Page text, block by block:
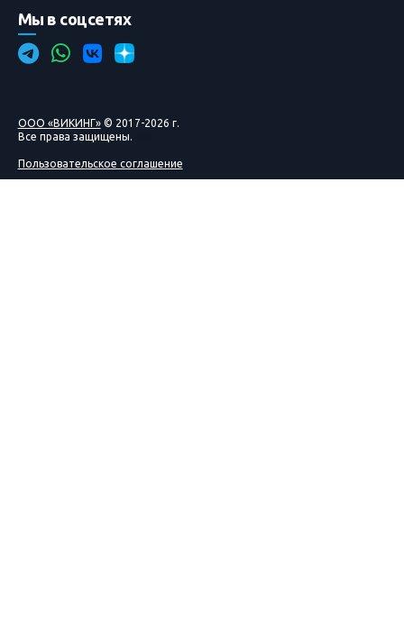
Мы в соцсетях
ООО «ВИКИНГ»© 2017-2026 г.
Все права защищены.
Пользовательское соглашение